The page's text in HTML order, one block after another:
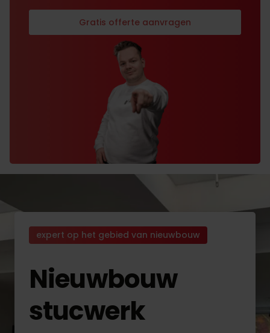
Gratis offerte aanvragen
expert op het gebied van nieuwbouw
Nieuwbouw
stucwerk